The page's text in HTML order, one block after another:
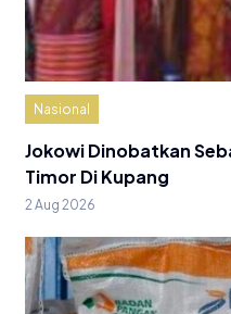
Nasional
Jokowi Dinobatkan
Timor Di Kupang
2 Aug 2026